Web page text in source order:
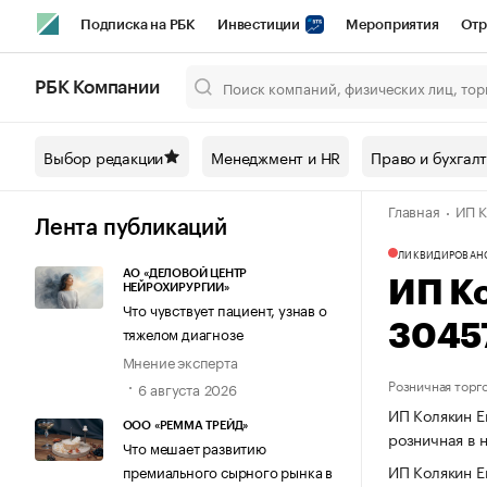
Подписка на РБК Инвестиции Мероприятия
Спецпроекты СПб Конференции СПб Спецпроекты
Технологии и медиа Рынок наличной
РБК Компании
Выбор редакции Менеджмент и HR Право и
Лента публикаций
АО «ДЕЛОВОЙ ЦЕНТР
НЕЙРОХИРУРГИИ»
Что чувствует пациент, узнав о
тяжелом диагнозе
Мнение эксперта
6 августа 2026
ООО «РЕММА ТРЕЙД»
Что мешает развитию
премиального сырного рынка в
Главная ИП
ИП
Розничная
ИП Колякин
розничная
ИП Колякин